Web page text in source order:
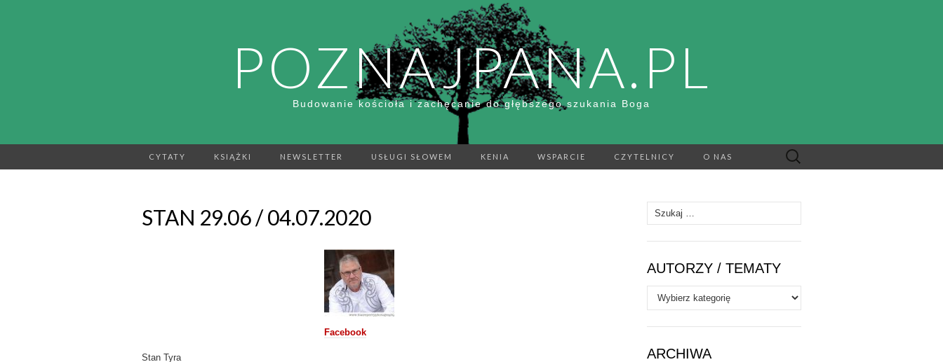
POZNAJPANA.PL
Budowanie kościoła i zachęcanie do głębszego szukania Boga
CYTATY KSIĄŻKI NEWSLETTER USŁUGI SŁOWEM KENIA WSPARCIE CZYTELNICY O NAS Szukaj:
STAN 29.06 / 04.07.2020
Facebook
Stan Tyra
Szukaj:
AUTORZY / TEMATY
Autorzy
/
Tematy
ARCHIWA